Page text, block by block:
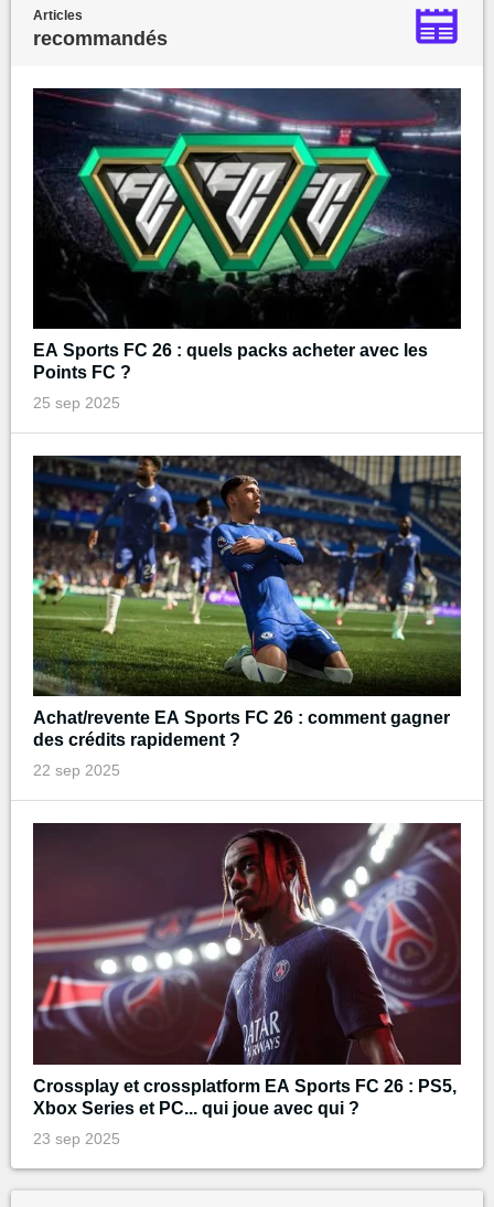
Articles
recommandés
EA Sports FC 26 : quels packs acheter avec les
Points FC ?
25 sep 2025
Achat/revente EA Sports FC 26 : comment gagner
des crédits rapidement ?
22 sep 2025
Crossplay et crossplatform EA Sports FC 26 : PS5,
Xbox Series et PC... qui joue avec qui ?
23 sep 2025